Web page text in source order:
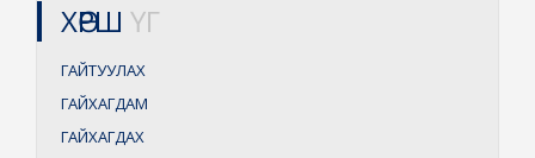
ХӨРШ ҮГ
ГАЙТУУЛАХ
ГАЙХАГДАМ
ГАЙХАГДАХ